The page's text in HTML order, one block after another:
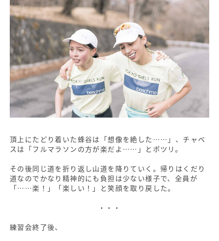
頂上にたどり着いた蜂谷は「想像を絶した……」、チャベ
スは「フルマラソンの方が楽だよ……」とポツリ。
その後同じ道を折り返し山道を降りていく。帰りはくだり
道なのでかなり精神的にも負担は少ない様子で、全員が
「……楽！」「楽しい！」と笑顔を取り戻した。
・・・
練習会終了後、